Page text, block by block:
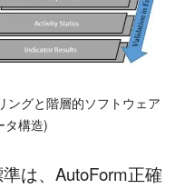
ングと階層的ソフトウェア
タ構造)
は、AutoForm正確